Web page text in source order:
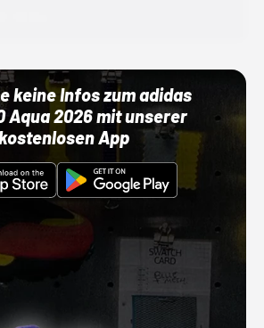
keine Infos zum adidas
Aqua 2026 mit unserer
App